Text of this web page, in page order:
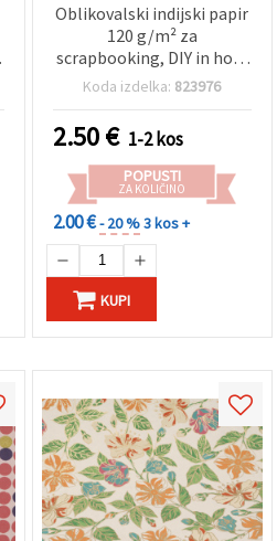
Oblikovalski indijski papir
120 g/m² za
scrapbooking, DIY in hobi
ustvarjanje, cvetlični
Koda izdelka: 823976
2.50€ 1-2 kos
POPUSTI
ZA KOLIČINO
2.00 €- 20 %3 kos +
KUPI